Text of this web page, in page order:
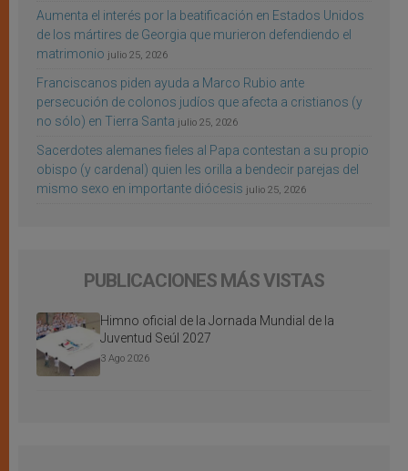
Aumenta el interés por la beatificación en Estados Unidos
de los mártires de Georgia que murieron defendiendo el
matrimonio julio 25, 2026
Franciscanos piden ayuda a Marco Rubio ante
persecución de colonos judíos que afecta a cristianos (y
no sólo) en Tierra Santa julio 25, 2026
Sacerdotes alemanes fieles al Papa contestan a su propio
obispo (y cardenal) quien les orilla a bendecir parejas del
mismo sexo en importante diócesis julio 25, 2026
PUBLICACIONES MÁS VISTAS
Himno oficial de la Jornada Mundial de la
Juventud Seúl 2027
3 Ago 2026